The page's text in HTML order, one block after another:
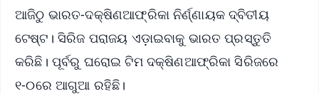
ଆଜିଠୁ ଭାରତ-ଦକ୍ଷିଣଆଫ୍ରିକା ନିର୍ଣ୍ଣାୟକ ଦ୍ବିତୀୟ
ଟେଷ୍ଟ। ସିରିଜ ପରାଜୟ ଏଡ଼ାଇବାକୁ ଭାରତ ପ୍ରସ୍ତୁତି
କରିଛି। ପୂର୍ବରୁ ଘରୋଇ ଟିମ ଦକ୍ଷିଣଆଫ୍ରିକା ସିରିଜରେ
୧-୦ରେ ଆଗୁଆ ରହିଛି।